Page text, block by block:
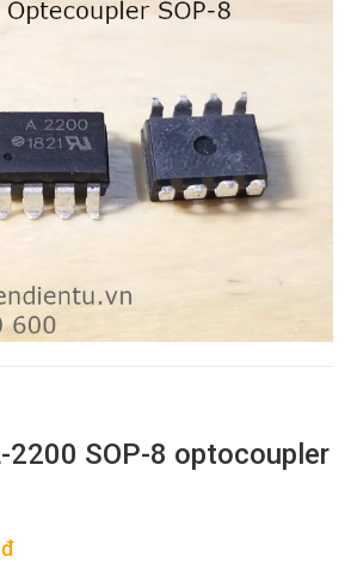
2200 SOP-8 optocoupler
đ